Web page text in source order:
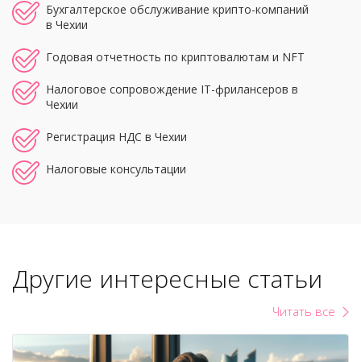
Бухгалтерское обслуживание крипто-компаний
в Чехии
Годовая отчетность по криптовалютам и NFT
Налоговое сопровождение IT-фрилансеров в
Чехии
Регистрация НДС в Чехии
Налоговые консультации
Другие интересные статьи
Читать все